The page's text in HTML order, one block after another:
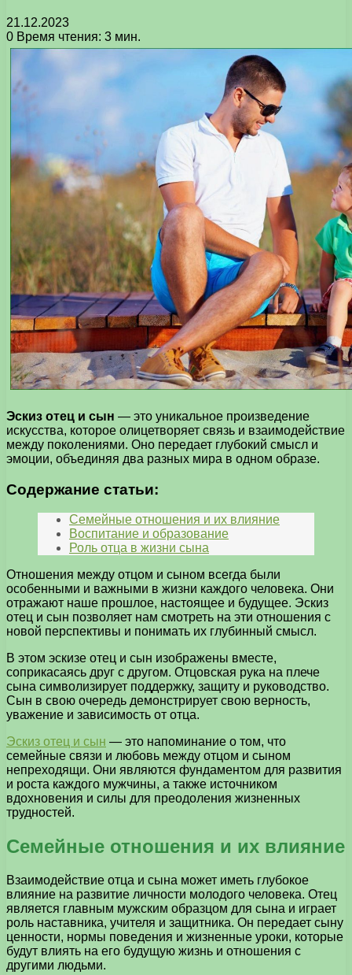
21.12.2023
0 Время чтения: 3 мин.
Эскиз отец и сын — это уникальное произведение
искусства, которое олицетворяет связь и взаимодействие
между поколениями. Оно передает глубокий смысл и
эмоции, объединяя два разных мира в одном образе.
Содержание статьи:
Семейные отношения и их влияние
Воспитание и образование
Роль отца в жизни сына
Отношения между отцом и сыном всегда были
особенными и важными в жизни каждого человека. Они
отражают наше прошлое, настоящее и будущее. Эскиз
отец и сын позволяет нам смотреть на эти отношения с
новой перспективы и понимать их глубинный смысл.
В этом эскизе отец и сын изображены вместе,
соприкасаясь друг с другом. Отцовская рука на плече
сына символизирует поддержку, защиту и руководство.
Сын в свою очередь демонстрирует свою верность,
уважение и зависимость от отца.
Эскиз отец и сын — это напоминание о том, что
семейные связи и любовь между отцом и сыном
непреходящи. Они являются фундаментом для развития
и роста каждого мужчины, а также источником
вдохновения и силы для преодоления жизненных
трудностей.
Семейные отношения и их влияние
Взаимодействие отца и сына может иметь глубокое
влияние на развитие личности молодого человека. Отец
является главным мужским образцом для сына и играет
роль наставника, учителя и защитника. Он передает сыну
ценности, нормы поведения и жизненные уроки, которые
будут влиять на его будущую жизнь и отношения с
другими людьми.